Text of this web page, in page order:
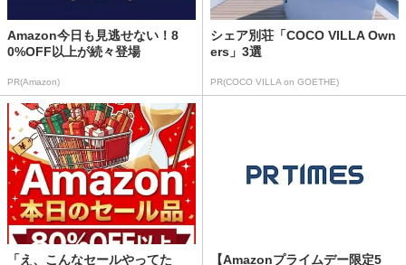
Amazon今日も見逃せない！8
0%OFF以上が続々登場
PR(Amazon)
シェア別荘「COCO VILLA Own
ers」3選
PR(COCO VILLA on GOETHE)
「え、こんなセールやってた 【Amazonプライムデー限定5